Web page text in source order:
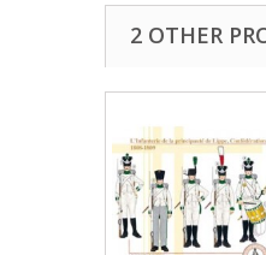
2 OTHER